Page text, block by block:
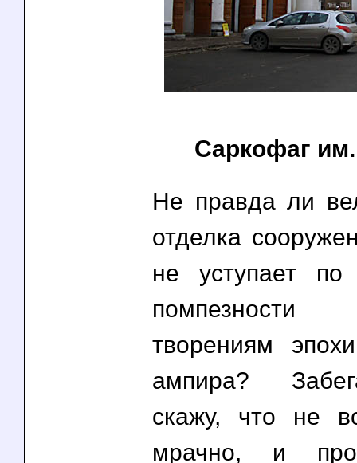
Саркофаг
Не правда ли
отделка
не уступает
творениям
ампира?
скажу, что не
мрачно, и